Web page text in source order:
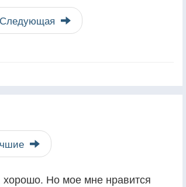
Следующая
Но мое мне нравится